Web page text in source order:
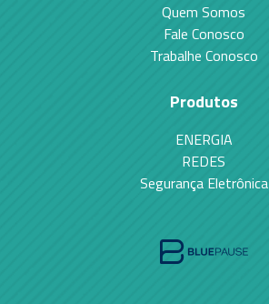
Quem Somos
Fale Conosco
Trabalhe Conosco
Produtos
ENERGIA
REDES
Segurança Eletrônica